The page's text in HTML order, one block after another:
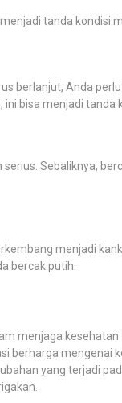
tanda kondisi
berlanjut, Anda
bisa menjadi tanda
Sebaliknya,
menjadi
bercak putih.
menjaga kesehatan
berharga mengenai
yang terjadi